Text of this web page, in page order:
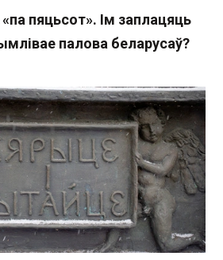
пяцьсот». Ім заплацяць
палова беларусаў?